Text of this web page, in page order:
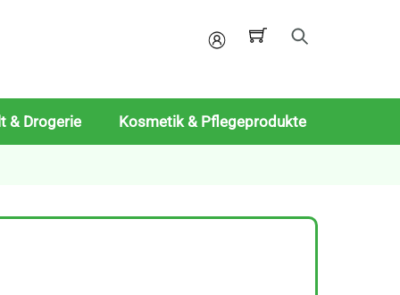
Mein
& Drogerie Kosmetik & Pflegeprodukte